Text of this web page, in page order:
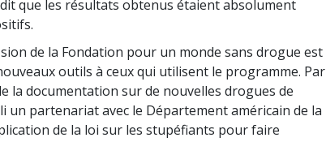
que les résultats obtenus étaient absolument
de la Fondation pour un monde sans drogue est
outils à ceux qui utilisent le programme. Par
la documentation sur de nouvelles drogues de
un partenariat avec le Département américain de la
de la loi sur les stupéfiants pour faire